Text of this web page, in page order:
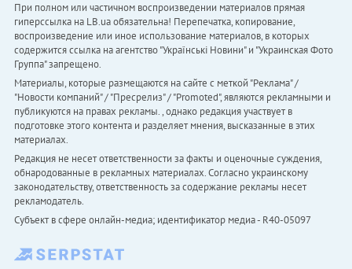
При полном или частичном воспроизведении материалов прямая
гиперссылка на LB.ua обязательна! Перепечатка, копирование,
воспроизведение или иное использование материалов, в которых
содержится ссылка на агентство "Українськi Новини" и "Украинская Фото
Группа" запрещено.
Материалы, которые размещаются на сайте с меткой "Реклама" /
"Новости компаний" / "Пресрелиз" / "Promoted", являются рекламными и
публикуются на правах рекламы. , однако редакция участвует в
подготовке этого контента и разделяет мнения, высказанные в этих
материалах.
Редакция не несет ответственности за факты и оценочные суждения,
обнародованные в рекламных материалах. Согласно украинскому
законодательству, ответственность за содержание рекламы несет
рекламодатель.
Субъект в сфере онлайн-медиа; идентификатор медиа - R40-05097